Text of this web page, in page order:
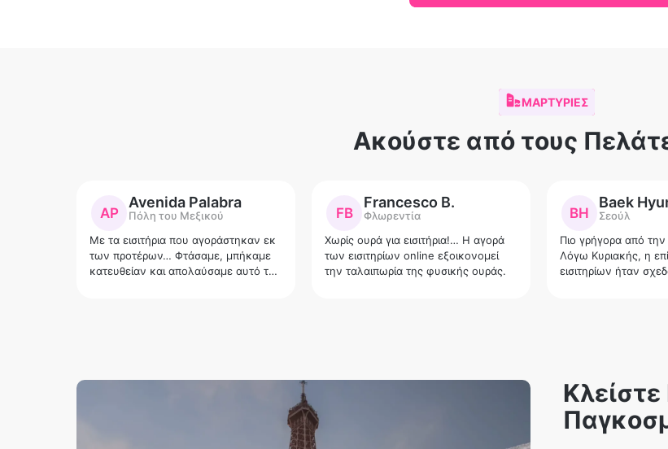
ΜΑΡΤΥΡΊΕΣ
Ακούστε από τους
AP
Avenida Palabra
Πόλη του Μεξικού
Με τα εισιτήρια που αγοράστηκαν εκ
των προτέρων… Φτάσαμε, μπήκαμε
κατευθείαν και απολαύσαμε αυτό το
FB
Francesco B.
Φλωρεντία
Χωρίς ουρά για εισιτήρια!… Η αγορά
των εισιτηρίων online εξοικονομεί
την ταλαιπωρία της φυσικής ουράς.
BH
Baek
Σεούλ
Πιο γρήγορα από την
Λόγω Κυριακής, η
εισιτηρίων ήταν